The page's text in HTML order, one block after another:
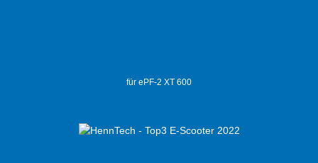
für ePF-2 XT 600